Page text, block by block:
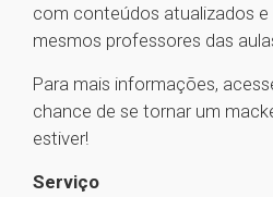
com conteúdos atualizados e
mesmos professores das
Para mais informações,
chance de se tornar um
estiver!
Serviço